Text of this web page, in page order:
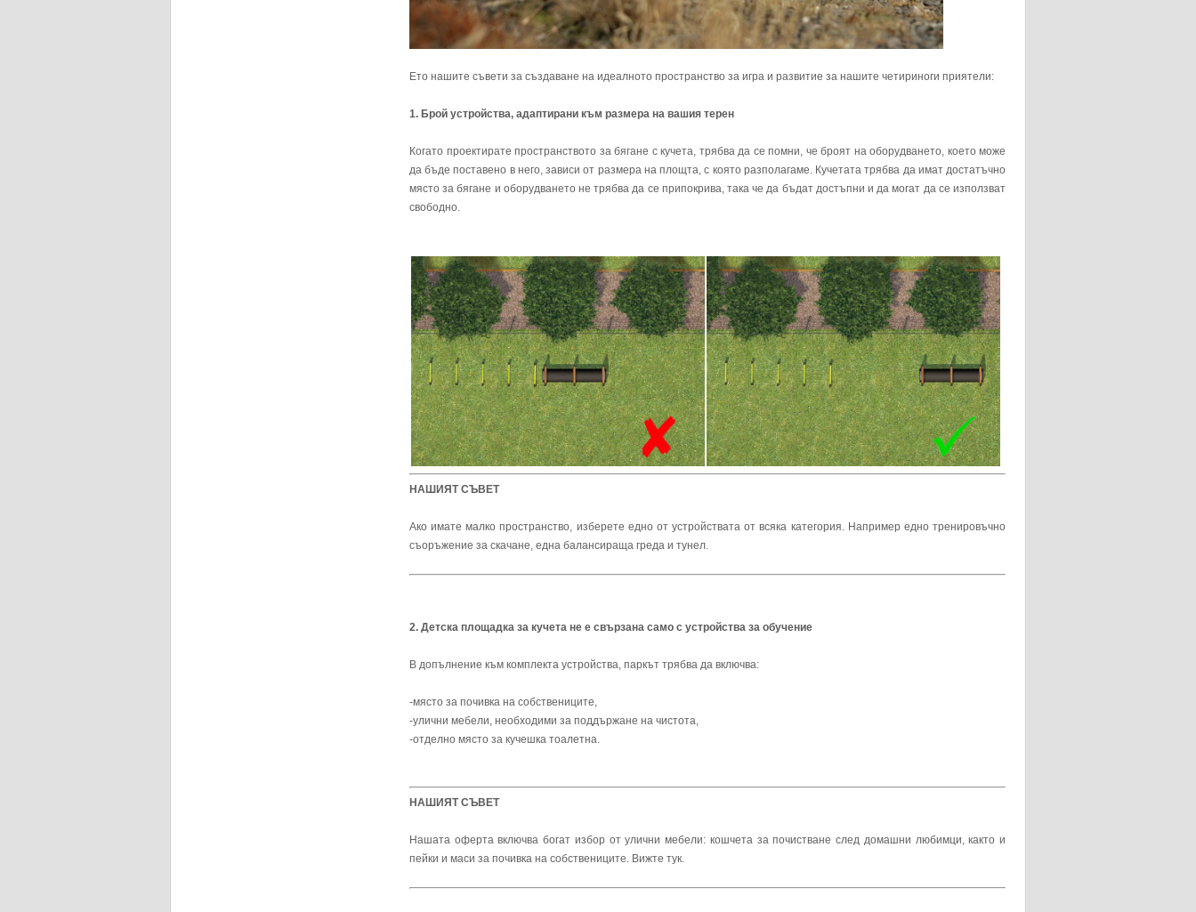
Ето нашите съвети за създаване на идеалното пространство за игра и развитие за нашите четириноги приятели:
1. Брой устройства, адаптирани към размера на вашия терен
Когато проектирате пространството за бягане с кучета, трябва да се помни, че броят на оборудването, което може
да бъде поставено в него, зависи от размера на площта, с която разполагаме. Кучетата трябва да имат достатъчно
място за бягане и оборудването не трябва да се припокрива, така че да бъдат достъпни и да могат да се използват
свободно.
НАШИЯТ СЪВЕТ
Ако имате малко пространство, изберете едно от устройствата от всяка категория. Например едно тренировъчно
съоръжение за скачане, една балансираща греда и тунел.
2. Детска площадка за кучета не е свързана само с устройства за обучение
В допълнение към комплекта устройства, паркът трябва да включва:
-място за почивка на собствениците,
-улични мебели, необходими за поддържане на чистота,
-отделно място за кучешка тоалетна.
НАШИЯТ СЪВЕТ
Нашата оферта включва богат избор от улични мебели: кошчета за почистване след домашни любимци, както и
пейки и маси за почивка на собствениците. Вижте тук.